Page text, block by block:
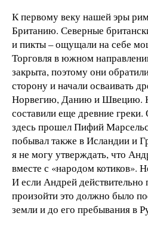
К первому веку нашей эры
Британию. Северные
и пикты – ощущали на себе
Торговля в южном
закрыта, поэтому они
сторону и начали осваивать
Норвегию, Данию и Швецию.
составили еще древние
здесь прошел Пифий
побывал также в Исландии и
я не могу утверждать, что
вместе с «народом котиков».
И если Андрей
произойти это должно было
земли и до его пребывания в